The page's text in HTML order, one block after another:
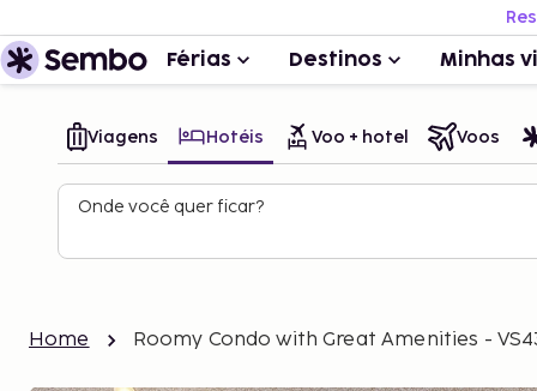
Férias Destinos Minhas
Viagens Hotéis Voo + hotel Voos
Onde você quer ficar?
Home Roomy Condo with Great Amenities -